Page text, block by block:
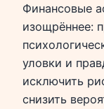
Финансовые
изощрённее:
уловки и
исключить
снизить